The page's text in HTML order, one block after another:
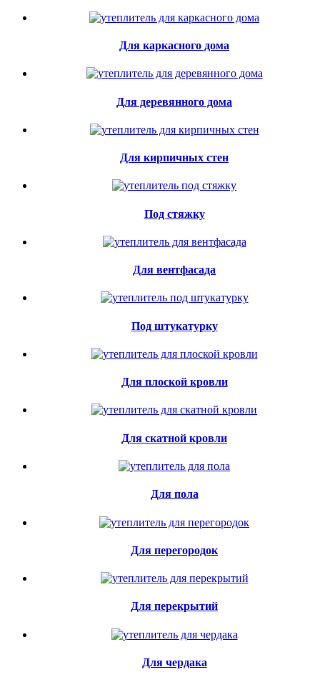
Для каркасного дома
Для деревянного дома
Для кирпичных стен
Под стяжку
Для вентфасада
Под штукатурку
Для плоской кровли
Для скатной кровли
Для пола
Для перегородок
Для перекрытий
Для чердака